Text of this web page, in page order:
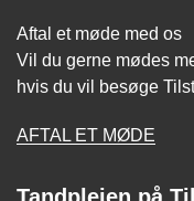
Aftal et møde med os
Vil du gerne mødes
hvis du vil besøge
AFTAL ET MØDE